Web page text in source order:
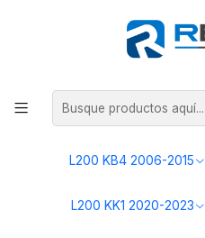
L200 KB4 2006-2015
L200 KK1 2020-2023